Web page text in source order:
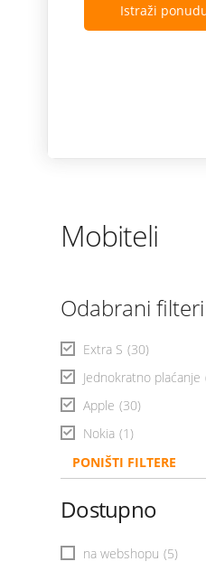
Istraži
Mobiteli
Odabrani filteri
Extra S (30)
Jednokratno plaćanje
Apple (30)
Nokia (1)
PONIŠTI FILTERE
Dostupno
na webshopu (5)